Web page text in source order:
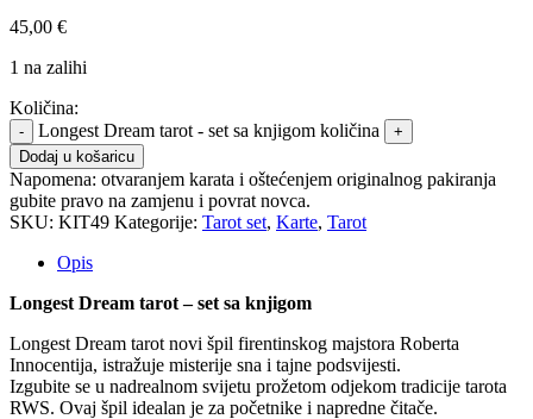
45,00 €
1 na zalihi
Količina:
Longest Dream tarot - set sa knjigom količina
Dodaj u košaricu
Napomena: otvaranjem karata i oštećenjem originalnog pakiranja
gubite pravo na zamjenu i povrat novca.
SKU: KIT49 Kategorije: Tarot set, Karte, Tarot
Opis
Longest Dream tarot – set sa knjigom
Longest Dream tarot novi špil firentinskog majstora Roberta
Innocentija, istražuje misterije sna i tajne podsvijesti.
Izgubite se u nadrealnom svijetu prožetom odjekom tradicije tarota
RWS. Ovaj špil idealan je za početnike i napredne čitače.